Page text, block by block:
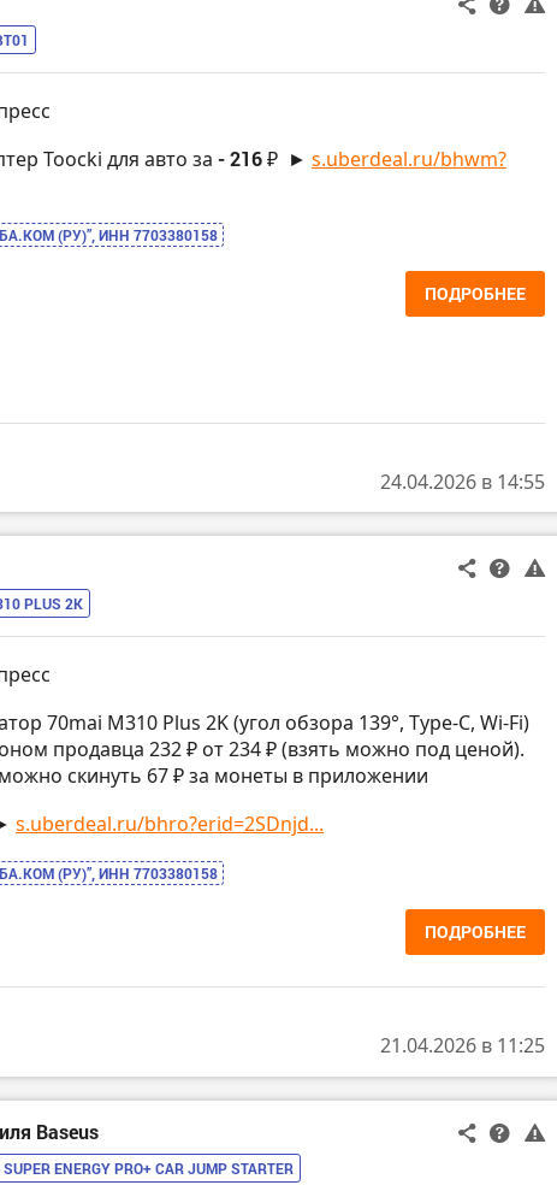
Toocki для авто за - 216 ₽ ► s.uberdeal.ru/bhwm?
(РУ)”, ИНН 7703380158
ПОДРОБНЕЕ
24.04.2026 в 14:55
PLUS 2K
70mai M310 Plus 2K (угол обзора 139°, Type-C, Wi-Fi)
продавца 232 ₽ от 234 ₽ (взять можно под ценой).
скинуть 67 ₽ за монеты в приложении
s.uberdeal.ru/bhro?erid=2SDnjd...
(РУ)”, ИНН 7703380158
ПОДРОБНЕЕ
21.04.2026 в 11:25
Baseus
ENERGY PRO+ CAR JUMP STARTER